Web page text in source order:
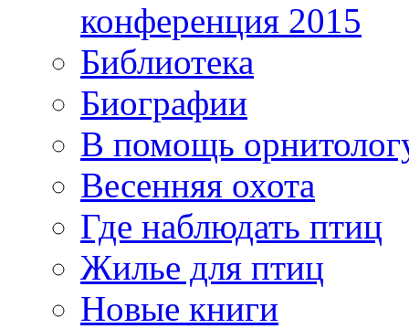
конференция 2015
Библиотека
Биографии
В помощь
Весенняя охота
Где наблюдать птиц
Жилье для птиц
Новые книги